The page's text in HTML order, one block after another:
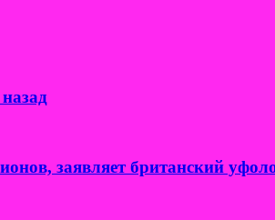
заявляет британский